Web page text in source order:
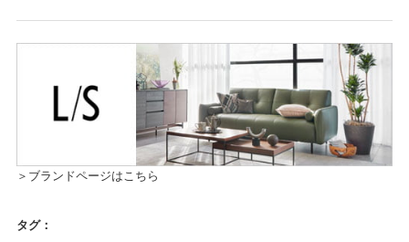
＞ブランドページはこちら
タグ：